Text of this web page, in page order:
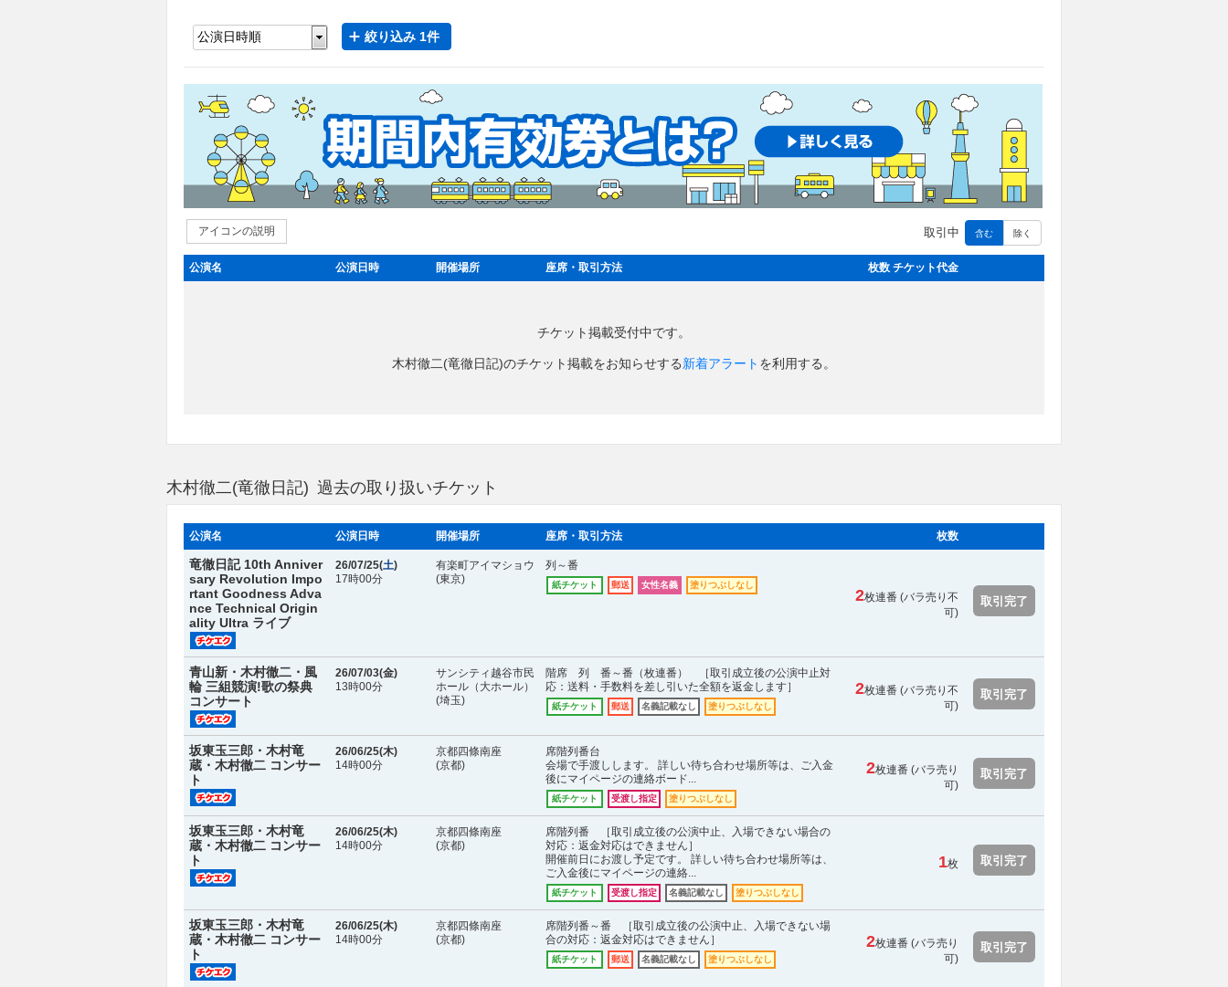
絞り込み 1件
アイコンの説明 取引中 含む 除く
公演名 公演日時 開催場所 座席・取引方法 枚数 チケット代金
チケット掲載受付中です。
木村徹二(竜徹日記)のチケット掲載をお知らせする新着アラート を利用する。
木村徹二(竜徹日記) 過去の取り扱いチケット
公演名 公演日時 開催場所 座席・取引方法 枚数
竜徹日記 10th Anniver
sary Revolution Impo
rtant Goodness Adva
nce Technical Origin
ality Ultra ライブ
26/07/25(土)
17時00分
有楽町アイマショウ
(東京)
列～番
紙チケット 郵送 女性名義 塗りつぶしなし
2枚連番 (バラ売り不
可)
取引完了
青山新・木村徹二・風
輪 三組競演!歌の祭典
コンサート
26/07/03(金)
13時00分
サンシティ越谷市民
ホール（大ホール）
(埼玉)
階席 列 番～番（枚連番） ［取引成立後の公演中止対
応：送料・手数料を差し引いた全額を返金します］
紙チケット 郵送 名義記載なし 塗りつぶしなし
2枚連番 (バラ売り不
可)
取引完了
坂東玉三郎・木村竜
蔵・木村徹二 コンサー
ト
26/06/25(木)
14時00分
京都四條南座
(京都)
席階列番台
会場で手渡しします。 詳しい待ち合わせ場所等は、ご入金
後にマイページの連絡ボード...
紙チケット 受渡し指定 塗りつぶしなし
2枚連番 (バラ売り
可)
取引完了
坂東玉三郎・木村竜
蔵・木村徹二 コンサー
ト
26/06/25(木)
14時00分
京都四條南座
(京都)
席階列番 ［取引成立後の公演中止、入場できない場合の
対応：返金対応はできません］
開催前日にお渡し予定です。 詳しい待ち合わせ場所等は、
ご入金後にマイページの連絡...
紙チケット 受渡し指定 名義記載なし 塗りつぶしなし
1枚 取引完了
坂東玉三郎・木村竜
蔵・木村徹二 コンサー
ト
26/06/25(木)
14時00分
京都四條南座
(京都)
席階列番～番 ［取引成立後の公演中止、入場できない場
合の対応：返金対応はできません］
紙チケット 郵送 名義記載なし 塗りつぶしなし
2枚連番 (バラ売り
可)
取引完了